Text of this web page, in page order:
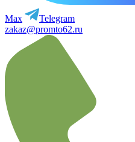
Max
Telegram
zakaz@promto62.ru